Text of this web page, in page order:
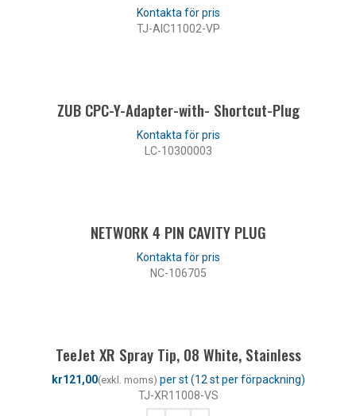
TJ-AIC11002-VP
ZUB CPC-Y-Adapter-with- Shortcut-Plug
LC-10300003
NETWORK 4 PIN CAVITY PLUG
NC-106705
TeeJet XR Spray Tip, 08 White, Stainless
kr
TJ-XR11008-VS